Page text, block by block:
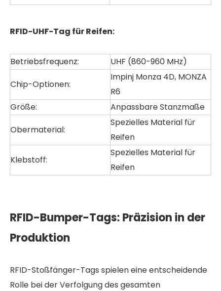
RFID-UHF-Tag für Reifen:
Betriebsfrequenz:
UHF (860-960 MHz)
Chip-Optionen:
Impinj Monza 4D, MONZA
R6
Größe:
Anpassbare Stanzmaße
Obermaterial:
Spezielles Material für
Reifen
Klebstoff:
Spezielles Material für
Reifen
RFID-Bumper-Tags: Präzision in der
Produktion
RFID-Stoßfänger-Tags spielen eine entscheidende
Rolle bei der Verfolgung des gesamten